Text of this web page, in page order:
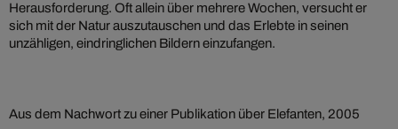
Herausforderung. Oft allein über mehrere Wochen, versucht er
sich mit der Natur auszutauschen und das Erlebte in seinen
unzähligen, eindringlichen Bildern einzufangen.
Aus dem Nachwort zu einer Publikation über Elefanten, 2005